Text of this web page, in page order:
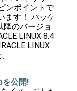
ンポイントで
ます！ パッケ
降のバージョ
LINUX 8.4
LINUX
を公開!